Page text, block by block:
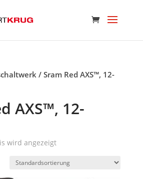
/ Sram Red AXS™, 12-
AXS™, 12-
wird angezeigt